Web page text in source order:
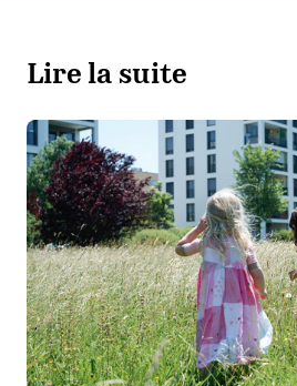
Lire la suite